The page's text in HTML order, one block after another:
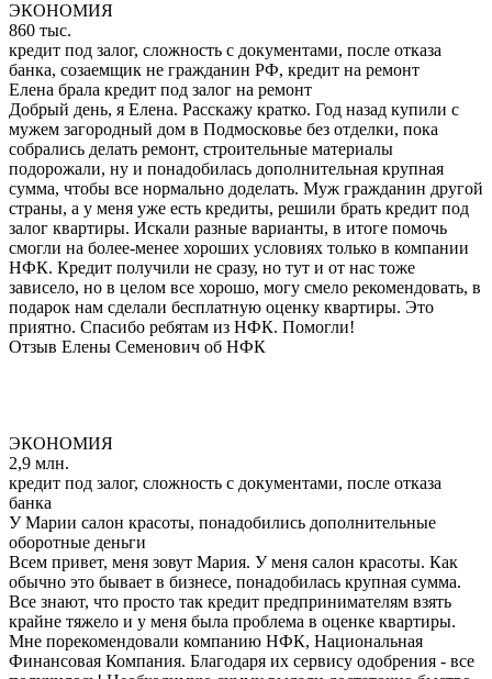
ЭКОНОМИЯ
860 тыс.
кредит под залог, сложность с документами, после отказа
банка, созаемщик не гражданин РФ, кредит на ремонт
Елена брала кредит под залог на ремонт
Добрый день, я Елена. Расскажу кратко. Год назад купили с
мужем загородный дом в Подмосковье без отделки, пока
собрались делать ремонт, строительные материалы
подорожали, ну и понадобилась дополнительная крупная
сумма, чтобы все нормально доделать. Муж гражданин другой
страны, а у меня уже есть кредиты, решили брать кредит под
залог квартиры. Искали разные варианты, в итоге помочь
смогли на более-менее хороших условиях только в компании
НФК. Кредит получили не сразу, но тут и от нас тоже
зависело, но в целом все хорошо, могу смело рекомендовать, в
подарок нам сделали бесплатную оценку квартиры. Это
приятно. Спасибо ребятам из НФК. Помогли!
Отзыв Елены Семенович об НФК
ЭКОНОМИЯ
2,9 млн.
кредит под залог, сложность с документами, после отказа
банка
У Марии салон красоты, понадобились дополнительные
оборотные деньги
Всем привет, меня зовут Мария. У меня салон красоты. Как
обычно это бывает в бизнесе, понадобилась крупная сумма.
Все знают, что просто так кредит предпринимателям взять
крайне тяжело и у меня была проблема в оценке квартиры.
Мне порекомендовали компанию НФК, Национальная
Финансовая Компания. Благодаря их сервису одобрения - все